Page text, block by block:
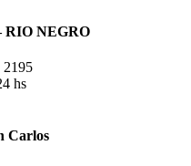
RIO NEGRO
2195
hs
Carlos